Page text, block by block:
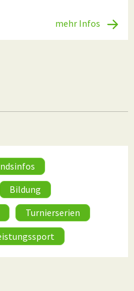
mehr Infos
Bildung
Turnierserien